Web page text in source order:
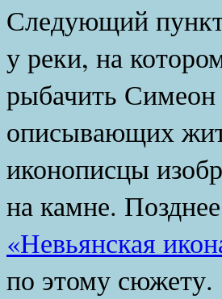
Следующий
у реки, на
рыбачить
описывающих
иконописцы
на камне.
«Невьянская
по этому сюжету.